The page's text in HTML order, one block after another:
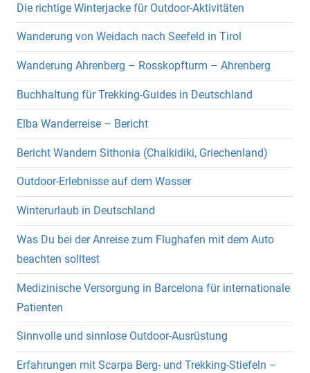
Die richtige Winterjacke für Outdoor-Aktivitäten
Wanderung von Weidach nach Seefeld in Tirol
Wanderung Ahrenberg – Rosskopfturm – Ahrenberg
Buchhaltung für Trekking-Guides in Deutschland
Elba Wanderreise – Bericht
Bericht Wandern Sithonia (Chalkidiki, Griechenland)
Outdoor-Erlebnisse auf dem Wasser
Winterurlaub in Deutschland
Was Du bei der Anreise zum Flughafen mit dem Auto
beachten solltest
Medizinische Versorgung in Barcelona für internationale
Patienten
Sinnvolle und sinnlose Outdoor-Ausrüstung
Erfahrungen mit Scarpa Berg- und Trekking-Stiefeln –